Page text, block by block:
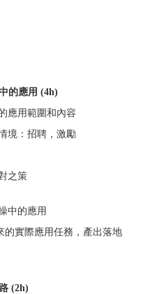
的應用 (4h)
應用範圍和內容
境：招聘，激勵
之策
中的應用
的實際應用任務，產出落地
(2h)